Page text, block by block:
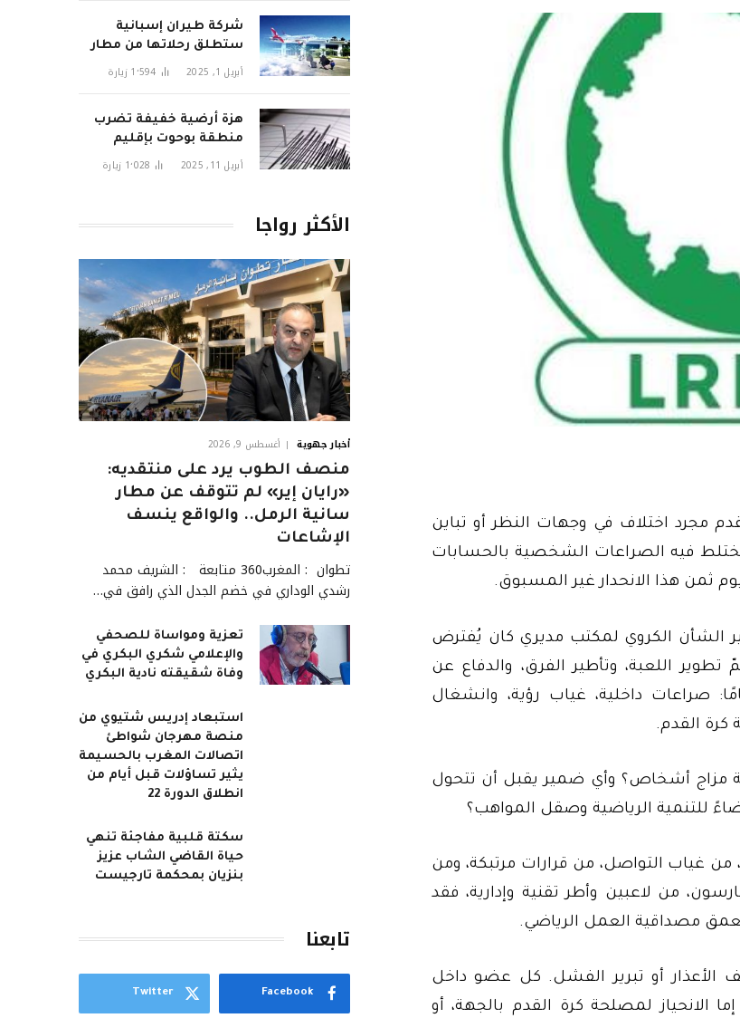
مجرد اختلاف في وجهات النظر أو تباين
فيه الصراعات الشخصية بالحسابات
ثمن هذا الانحدار غير المسبوق.
الشأن الكروي لمكتب مديري كان يُفترض
اللعبة، وتأطير الفرق، والدفاع عن
صراعات داخلية، غياب رؤية، وانشغال
القدم.
مزاج أشخاص؟ وأي ضمير يقبل أن تتحول
للتنمية الرياضية وصقل المواهب؟
غياب التواصل، من قرارات مرتبكة، ومن
من لاعبين وأطر تقنية وإدارية، فقد
مصداقية العمل الرياضي.
الأعذار أو تبرير الفشل. كل عضو داخل
الانحياز لمصلحة كرة القدم بالجهة، أو
شركة طيران إسبانية
ستطلق رحلاتها من مطار
تطوان سانية الرمل قريبا
أبريل 1, 2025 1٬594 زيارة
هزة أرضية خفيفة تضرب
منطقة بوحوت بإقليم
الحسيمة وتثير قلق
أبريل 11, 2025 1٬028 زيارة
الأكثر رواجا
أخبار جهوية
أغسطس 9, 2026
منصف الطوب يرد على منتقديه:
«رايان إير» لم تتوقف عن مطار
سانية الرمل.. والواقع ينسف
الإشاعات
تطوان : المغرب360 متابعة : الشريف محمد
رشدي الوداري في خضم الجدل الذي رافق في…
تعزية ومواساة للصحفي
والإعلامي شكري البكري في
وفاة شقيقته نادية البكري
استبعاد إدريس شتيوي من
منصة مهرجان شواطئ
اتصالات المغرب بالحسيمة
يثير تساؤلات قبل أيام من
انطلاق الدورة 22
سكتة قلبية مفاجئة تنهي
حياة القاضي الشاب عزيز
بنزيان بمحكمة تارجيست
تابعنا
Facebook
Twitter